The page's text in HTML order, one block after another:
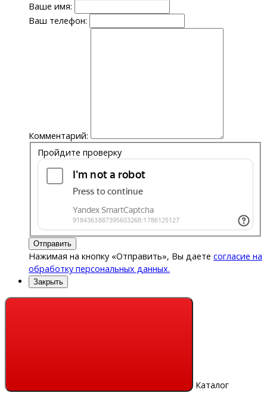
Ваше имя:
Ваш телефон:
Комментарий:
Пройдите проверку
Отправить
Нажимая на кнопку «Отправить», Вы даете согласие на
обработку персональных данных.
Закрыть
Каталог